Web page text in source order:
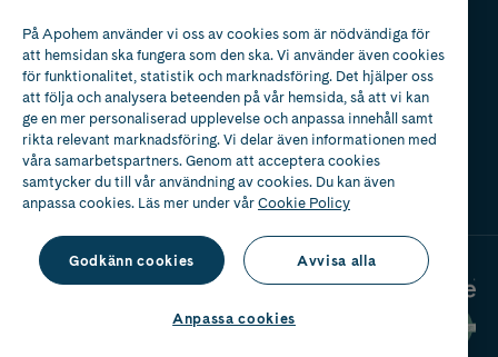
Apotek med tillstånd
av Läkemedelsverket
2024
På Apohem använder vi oss av cookies som är nödvändiga för
att hemsidan ska fungera som den ska. Vi använder även cookies
för funktionalitet, statistik och marknadsföring. Det hjälper oss
att följa och analysera beteenden på vår hemsida, så att vi kan
ge en mer personaliserad upplevelse och anpassa innehåll samt
rikta relevant marknadsföring. Vi delar även informationen med
våra samarbetspartners. Genom att acceptera cookies
samtycker du till vår användning av cookies. Du kan även
anpassa cookies. Läs mer under vårCookie Policy
Godkänn cookies Avvisa alla
Anpassa cookies